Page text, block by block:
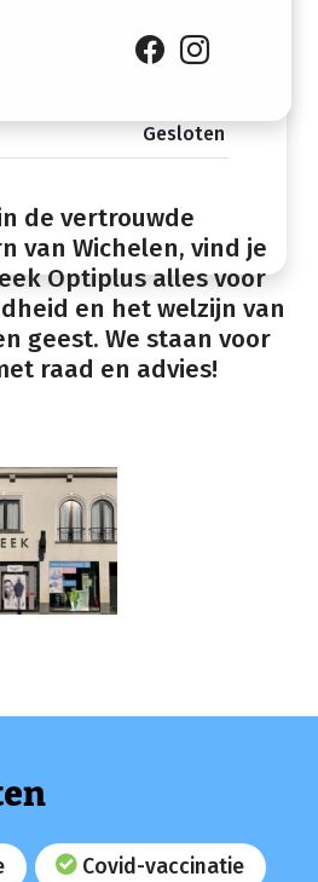
Gesloten
Gesloten
de vertrouwde
van Wichelen, vind je
Optiplus alles voor
en het welzijn van
geest. We staan voor
raad en advies!
Covid-vaccinatie